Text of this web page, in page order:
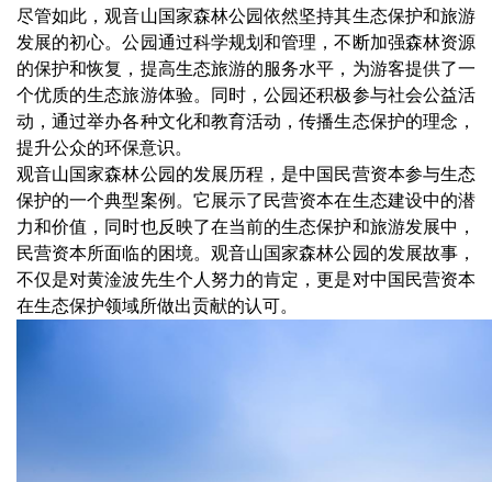
尽管如此，观音山国家森林公园依然坚持其生态保护和旅游
发展的初心。公园通过科学规划和管理，不断加强森林资源
的保护和恢复，提高生态旅游的服务水平，为游客提供了一
个优质的生态旅游体验。同时，公园还积极参与社会公益活
动，通过举办各种文化和教育活动，传播生态保护的理念，
提升公众的环保意识。
观音山国家森林公园的发展历程，是中国民营资本参与生态
保护的一个典型案例。它展示了民营资本在生态建设中的潜
力和价值，同时也反映了在当前的生态保护和旅游发展中，
民营资本所面临的困境。观音山国家森林公园的发展故事，
不仅是对黄淦波先生个人努力的肯定，更是对中国民营资本
在生态保护领域所做出贡献的认可。